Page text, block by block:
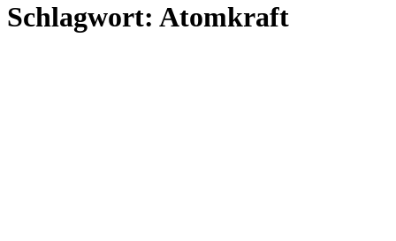
Schlagwort: Atomkraft